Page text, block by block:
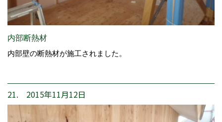
内部断熱材
内部壁の断熱材が施工されました。
21. 2015年11月12日